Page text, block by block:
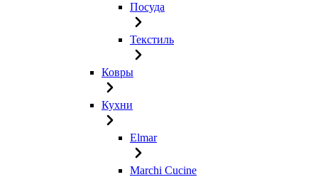
Посуда
Текстиль
Ковры
Кухни
Elmar
Marchi Cucine